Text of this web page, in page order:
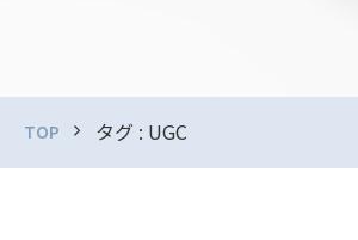
TOP タグ : UGC